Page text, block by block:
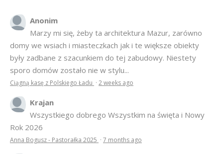
Anonim
Marzy mi się, żeby ta architektura Mazur, zarówno
domy we wsiach i miasteczkach jak i te większe obiekty
były zadbane z szacunkiem do tej zabudowy. Niestety
sporo domów zostało nie w stylu...
Ciągną kasę z Polskiego Ładu · 2 weeks ago
Krajan
Wszystkiego dobrego Wszystkim na święta i Nowy
Rok 2026
Anna Bogusz - Pastorałka 2025 · 7 months ago